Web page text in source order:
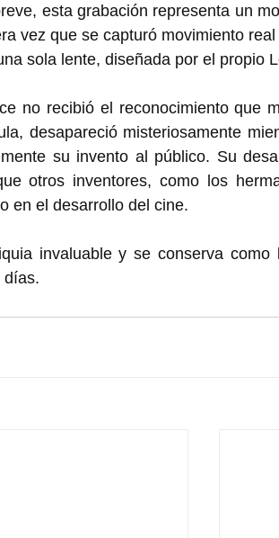
esta grabación representa un
vez que se capturó movimiento
sola lente, diseñada por el propio
no recibió el reconocimiento que
desapareció misteriosamente
su invento al público. Su
otros inventores, como los
en el desarrollo del cine.
invaluable y se conserva
días.